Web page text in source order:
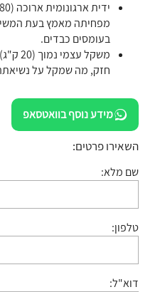
מפחיתה מאמץ בעת
בעומסים כבדים.
משקל
חזק, מה שמקל על
מידע נוסף בוואטסאפ
השאירו פרטים:
שם מלא:
טלפון:
דוא"ל: